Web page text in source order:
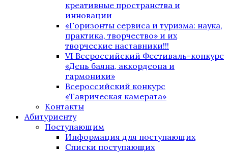
креативные пространства и
инновации
«Горизонты сервиса и туризма: наука,
практика, творчество» и их
творческие наставники!!!
VI Всероссийский Фестиваль-конкурс
«День баяна, аккордеона и
гармоники»
Всероссийский конкурс
«Таврическая камерата»
Контакты
Абитуриенту
Поступающим
Информация для поступающих
Списки поступающих